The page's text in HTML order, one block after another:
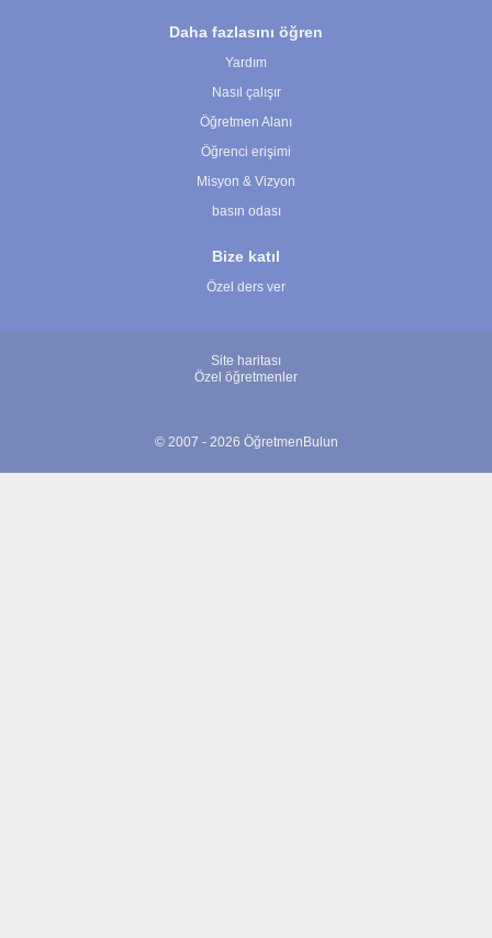
Daha fazlasını öğren
Yardım
Nasıl çalışır
Öğretmen Alanı
Öğrenci erişimi
Misyon & Vizyon
basın odası
Bize katıl
Özel ders ver
Site haritası
Özel öğretmenler
© 2007 - 2026 ÖğretmenBulun